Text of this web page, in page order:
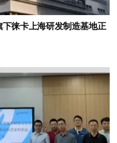
徕卡上海研发制造基地正